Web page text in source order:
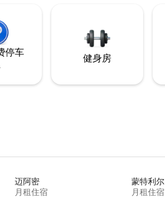
停车
健身房
迈阿密
月租住宿
蒙特利尔
月租住宿